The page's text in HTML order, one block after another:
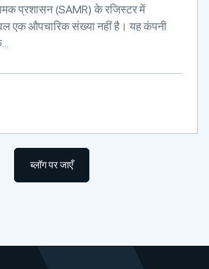
प्रशासन (SAMR) के रजिस्टर में
एक औपचारिक संख्या नहीं है। यह कंपनी
ब्लॉग पर जाएँ